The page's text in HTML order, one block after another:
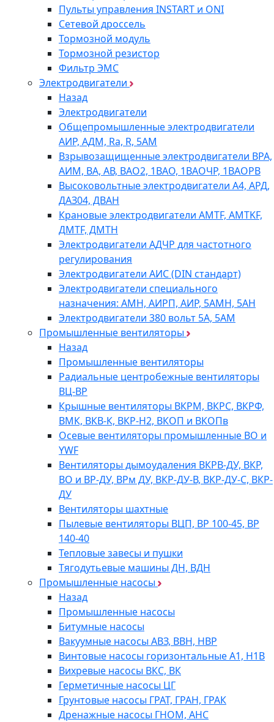
Пульты управления INSTART и ONI
Сетевой дроссель
Тормозной модуль
Тормозной резистор
Фильтр ЭМС
Электродвигатели
Назад
Электродвигатели
Общепромышленные электродвигатели
АИР, АДМ, Ra, R, 5AM
Взрывозащищенные электродвигатели ВРА,
АИМ, ВА, АВ, ВАO2, 1ВАО, 1ВАОЧР, 1ВАОРВ
Высоковольтные электродвигатели A4, АРД,
ДАЗ04, ДВАН
Крановые электродвигатели AMTF, AMTKF,
ДMTF, ДМТН
Электродвигатели АДЧР для частотного
регулирования
Электродвигатели АИС (DIN стандарт)
Электродвигатели специального
назначения: АМН, АИРП, АИР, 5АМН, 5АН
Электродвигатели 380 вольт 5А, 5АМ
Промышленные вентиляторы
Назад
Промышленные вентиляторы
Радиальные центробежные вентиляторы
ВЦ-ВР
Крышные вентиляторы ВКРМ, ВКРС, ВКРФ,
ВМК, ВКВ-К, ВКР-Н2, ВКОП и ВКОПв
Осевые вентиляторы промышленные ВО и
YWF
Вентиляторы дымоудаления ВКРВ-ДУ, ВКР,
ВО и ВР-ДУ, ВРм ДУ, ВКР-ДУ-В, ВКР-ДУ-С, ВКР-
ДУ
Вентиляторы шахтные
Пылевые вентиляторы ВЦП, ВР 100-45, ВР
140-40
Тепловые завесы и пушки
Тягодутьевые машины ДН, ВДН
Промышленные насосы
Назад
Промышленные насосы
Битумные насосы
Вакуумные насосы АВЗ, ВВН, НВР
Винтовые насосы горизонтальные А1, Н1В
Вихревые насосы ВКС, ВК
Герметичные насосы ЦГ
Грунтовые насосы ГРАТ, ГРАН, ГРАК
Дренажные насосы ГНОМ, АНС